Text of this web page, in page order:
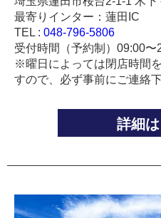
最寄りインター：蓮田IC
TEL : 048-796-5806
受付時間（予約制）09:00〜
※曜日によっては閉店時間
すので、必ず事前にご連絡下
詳細